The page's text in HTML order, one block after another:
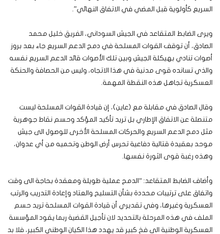
السريع كأولوية قبل المضي في الاتفاق النهائي”.
ويرى الضابط المتقاعد في الجيش السوداني، الفريق خليل محمد
الصادق، أن توقف القوات المسلحة في دمج الدعم السريع جاء بعد بروز
أصوات تنادي بهيكلة الجيش وبين تلك الأصوات قائد الدعم السريع نفسه
والذي تسانده قوى مدنية في هذا الاتجاه، وليس من الحصافة والحنكة
العسكرية تجاهل هذه النقطة المهمة.
وقال الصادق في مقابلة مع (عاين)، إن قيادة القوات المسلحة ليست
متنصلة عن الاتفاق الإطاري بل تريد تأكيد المؤكد وحسم نقاط جوهرية
مثل دمج الدعم السريع والحركات المسلحة الأخرى للوصول الى جيش
موحد بعقيدة قتالية دفاعية تحرس أرض الوطن وتحميه من أي عدوان،
وهذه رغبة قوى الثورة نفسها.
وأضاف الضابط المتقاعد: “الدمج عملية طويلة ومعقدة بحاجة الى وقت
واتفاق على ترتيبات محددة بشأن التسليح والعتاد وإعادة التدريب والرتب
العسكرية وغيرها، وفي تقديري أن قيادة القوات المسلحة تريد حسم
الملف في هذه المرحلة بالتحديد لان تأجيل القضية ربما يقود المؤسسة
العسكرية الوطنية الى فخ كبير قد يهدد هذا الكيان الوطني الكبير، فلا بد